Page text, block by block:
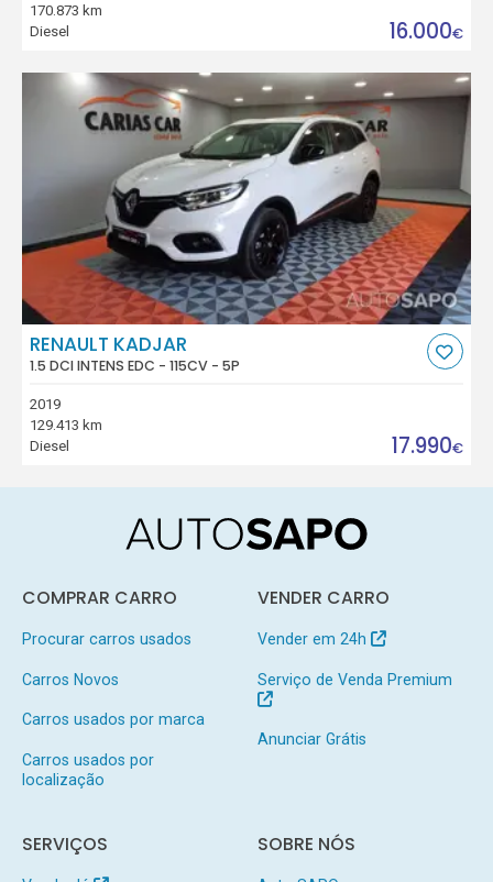
170.873 km
Diesel
16.000€
RENAULT KADJAR
1.5 DCI INTENS EDC - 115CV - 5P
2019
129.413 km
Diesel
17.990€
COMPRAR CARRO
Procurar carros usados
Carros Novos
Carros usados por marca
Carros usados por
localização
VENDER CARRO
Vender em 24h
Serviço de Venda Premium
Anunciar Grátis
SERVIÇOS SOBRE NÓS